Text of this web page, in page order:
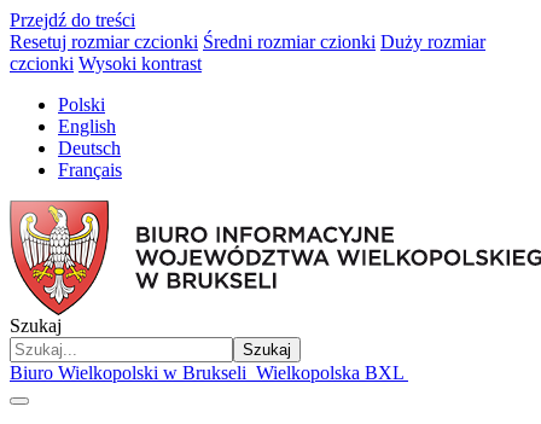
Przejdź do treści
Resetuj rozmiar czcionki Średni rozmiar czionki Duży rozmiar
czcionki Wysoki kontrast
Polski
English
Deutsch
Français
Szukaj
Szukaj
Biuro Wielkopolski w Brukseli Wielkopolska BXL